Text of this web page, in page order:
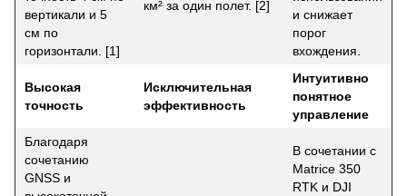
Высокая
точность
Исключительная
эффективность
Интуитивно
понятное
управление
Благодаря
сочетанию
GNSS и
В сочетании с
Matrice 350
RTK и DJI